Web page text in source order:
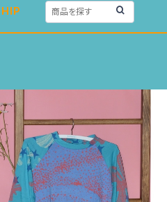
グランスリーブ長袖トップス size: